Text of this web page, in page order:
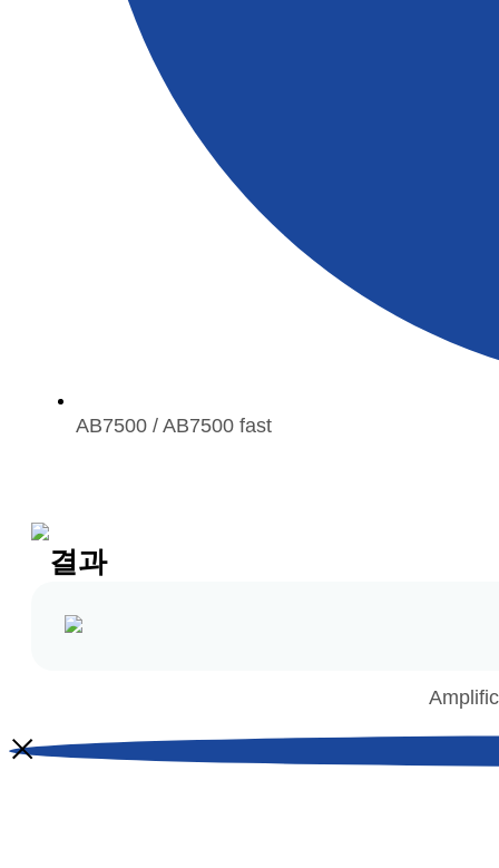
AB7500 / AB7500 fast
결과